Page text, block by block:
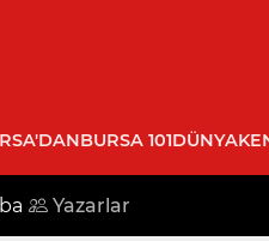
BURSA 101DÜNYA
Yazarlar